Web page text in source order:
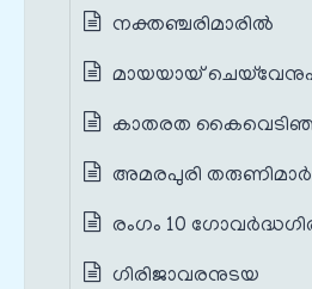
നക്തഞ്ചരിമാരിൽ
മായയായ്
കാതരത
അമരപുരി തരുണിമാർ
രംഗം 10
ഗിരിജാവരനുടയ